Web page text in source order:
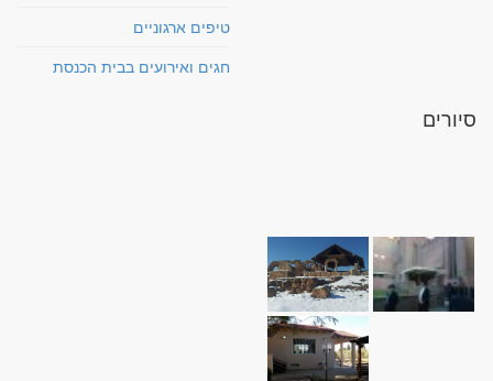
טיפים ארגוניים
חגים ואירועים בבית הכנסת
סיורים